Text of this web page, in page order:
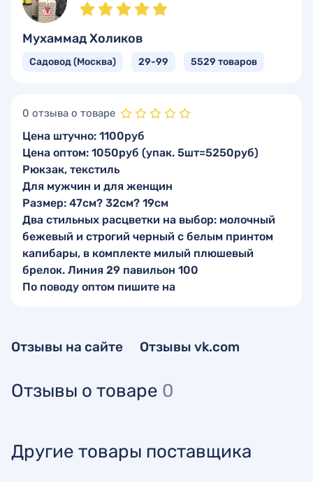
Мухаммад Холиков
Садовод (Москва) 29-99 5529 товаров
0 отзыва о товаре
Цена штучно: 1100руб
Цена оптом: 1050руб (упак. 5шт=5250руб)
Рюкзак, текстиль
Для мужчин и для женщин
Размер: 47см? 32см? 19см
Два стильных расцветки на выбор: молочный
бежевый и строгий черный с белым принтом
капибары, в комплекте милый плюшевый
брелок. Линия 29 павильон 100
По поводу оптом пишите на
Отзывы на сайте Отзывы vk.com
Отзывы о товаре 0
Другие товары поставщика